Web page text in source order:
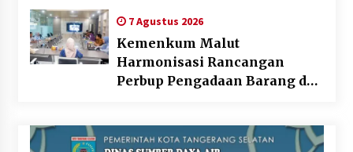
Daerah
7 Agustus 2026
Kemenkum Malut
Harmonisasi Rancangan
Perbup Pengadaan Barang dan